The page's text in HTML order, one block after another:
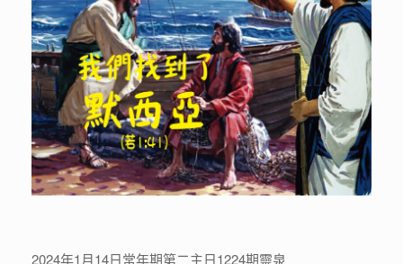
2024年1月14日常年期第二主日1224期靈泉